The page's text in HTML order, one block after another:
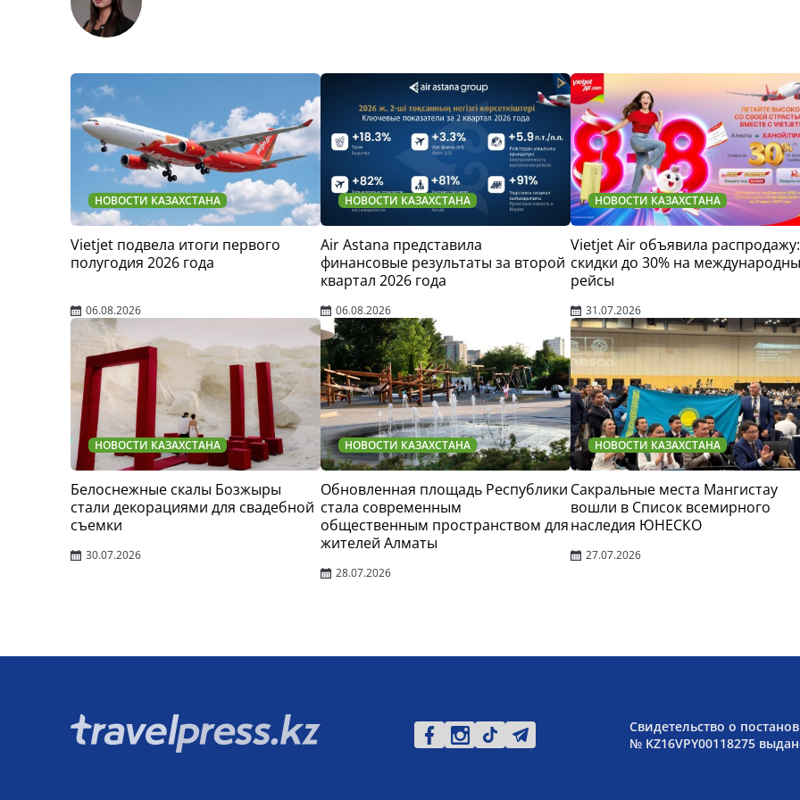
НОВОСТИ КАЗАХСТАНА
Vietjet подвела итоги первого
полугодия 2026 года
06.08.2026
НОВОСТИ КАЗАХСТАНА
Air Astana представила
финансовые результаты за второй
квартал 2026 года
06.08.2026
НОВОСТИ КАЗАХСТАНА
Vietjet Air объявила распродажу:
скидки до 30% на
рейсы
31.07.2026
НОВОСТИ КАЗАХСТАНА
Белоснежные скалы Бозжыры
стали декорациями для свадебной
съемки
30.07.2026
НОВОСТИ КАЗАХСТАНА
Обновленная площадь Республики
стала современным
общественным пространством для
жителей Алматы
28.07.2026
НОВОСТИ КАЗАХСТАНА
Сакральные места Мангистау
вошли в Список всемирного
наследия ЮНЕСКО
27.07.2026
Свидетельство о
№ KZ16VPY00118275